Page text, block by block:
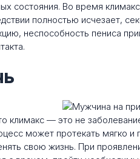
состояния. Во время
полностью исчезает,
неспособность пениса
климакс — это не
может протекать мягко
свою жизнь. При